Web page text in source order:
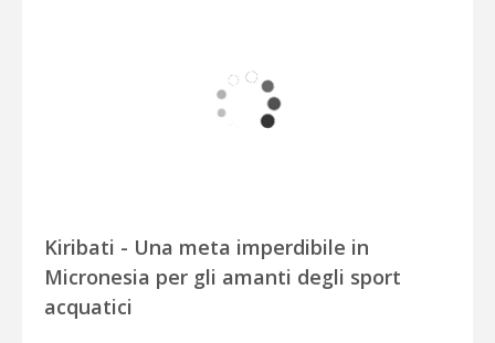
Kiribati - Una meta imperdibile in
Micronesia per gli amanti degli sport
acquatici